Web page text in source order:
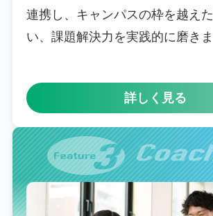
連携し、キャンパスの枠を越え
い、課題解決力を実践的に磨きま
詳しく見る